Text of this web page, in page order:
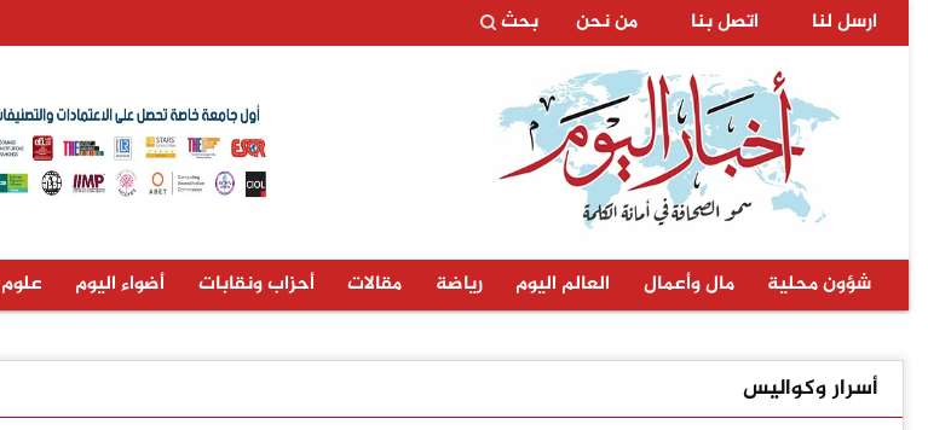
ارسل لنا اتصل بنا من نحن بحث
شؤون محلية مال وأعمال العالم اليوم رياضة مقالات أحزاب ونقابات أضواء اليوم
أسرار وكواليس